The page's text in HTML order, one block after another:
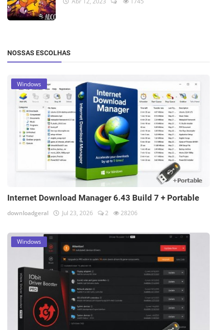
NOSSAS ESCOLHAS
Windows
Internet Download Manager 6.43 Build 7 + Portable
downloadgeral Jul 23, 2026 2 28206
Windows